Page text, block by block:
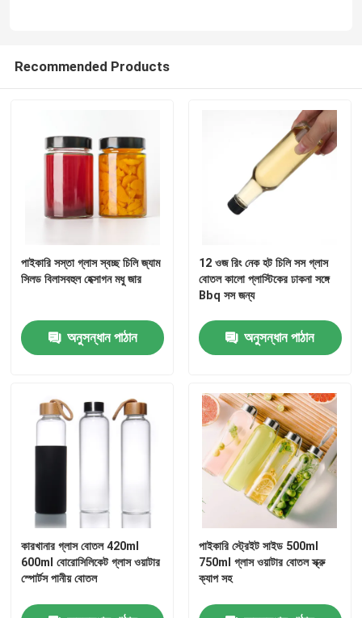
কাচের বোতল
গ্লাসের জার
গ্লাস কাপ
গৃহস্থালি গ্লাসওয়্যার
Recommended Products
পাইকারি সস্তা গ্লাস স্বচ্ছ চিলি জ্যাম
সিলড বিলাসবহুল হেক্সাগন মধু জার
অনুসন্ধান পাঠান
12 ওজ রিং নেক হট চিলি সস গ্লাস
বোতল কালো প্লাস্টিকের ঢাকনা সঙ্গে
Bbq সস জন্য
অনুসন্ধান পাঠান
কারখানার গ্লাস বোতল 420ml
600ml বোরোসিলিকেট গ্লাস ওয়াটার
স্পোর্টস পানীয় বোতল
পাইকারি স্ট্রেইট সাইড 500ml
750ml গ্লাস ওয়াটার বোতল স্ক্রু
ক্যাপ সহ